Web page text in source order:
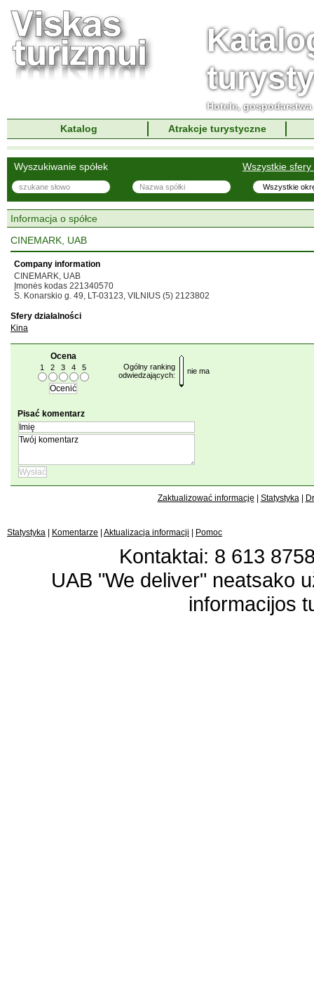
Hotele,
Katalog
Atrakcje turystyczne
Wszystkie sfery
Wyszukiwanie spółek
Informacja o spółce
CINEMARK, UAB
Company information
CINEMARK, UAB
Įmonės kodas 221340570
S. Konarskio g. 49, LT-03123, VILNIUS (5) 2123802
Sfery działalności
Kina
Ocena
1 2 3 4 5
Ogólny ranking
odwiedzających:
nie ma
Pisać komentarz
Zaktualizować informację Statystyka|
Statystyka Komentarze Aktualizacja informacji Pomoc
Kontaktai: 8 613
UAB "We deliver" neatsako
informacijos